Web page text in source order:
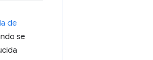
de
se